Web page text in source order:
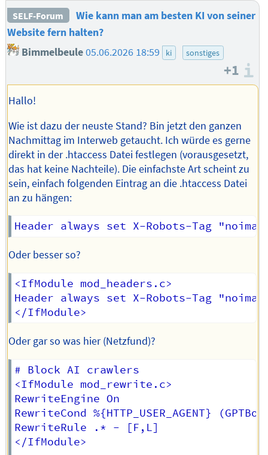
SELF-Forum
Wie kann man am besten KI von seiner
Website fern halten?
Bimmelbeule 05.06.2026 18:59 ki sonstiges
+1
Hallo!
Wie ist dazu der neuste Stand? Bin jetzt den ganzen
Nachmittag im Interweb getaucht. Ich würde es gerne
direkt in der .htaccess Datei festlegen (vorausgesetzt,
das hat keine Nachteile). Die einfachste Art scheint zu
sein, einfach folgenden Eintrag an die .htaccess Datei
an zu hängen:
Oder besser so?
<IfModule mod_headers.c>
Header always set X-Robots-Tag
Oder gar so was hier (Netzfund)?
# Block AI crawlers
<IfModule mod_rewrite.c>
RewriteEngine On
RewriteCond %{HTTP_USER_AGENT}
RewriteRule .* - [F,L]
</IfModule>